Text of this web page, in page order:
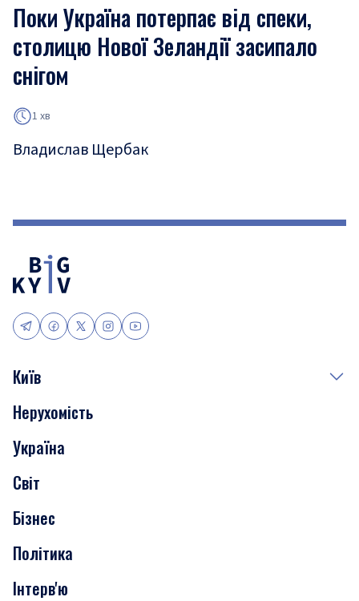
Поки Україна потерпає від спеки,
столицю Нової Зеландії засипало
снігом
1 хв
Владислав Щербак
Київ
Події
Скандали
Нерухомість
Транспорт
Нерухомість
Україна
Світ
Бізнес
Політика
Інтерв'ю